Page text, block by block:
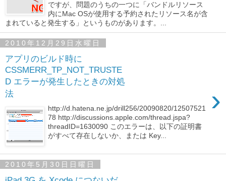
ですが、問題のうちの一つに「バンドルリソース
内にMac OSが使用する予約されたリソース名が含
まれていると発生する」というものがあります。...
2010年12月29日水曜日
アプリのビルド時に
CSSMERR_TP_NOT_TRUSTE
D エラーが発生したときの対処
法
›
http://d.hatena.ne.jp/drill256/20090820/12507521
78 http://discussions.apple.com/thread.jspa?
threadID=1630090 このエラーは、以下の証明書
がすべて存在しないか、または Key...
2010年5月30日日曜日